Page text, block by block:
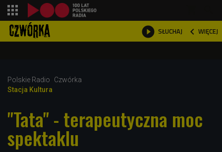
 SŁUCHAJ  WIĘCEJ

Polskie Radio
Czwórka
Stacja Kultura
"Tata" - terapeutyczna moc
spektaklu